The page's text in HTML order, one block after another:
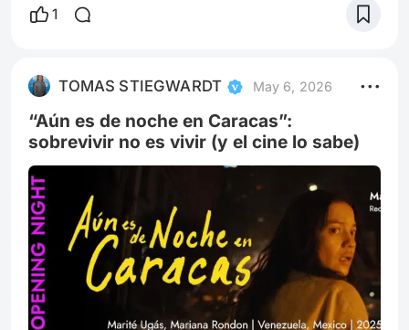
grito. Y algunas —muy pocas— trabajan algo
a esa tercera categoría. No porque ignore el
dolor. Sino porque se atreve a mirarlo sin
convertirlo en espectáculo. 1. Volver
1
TOMAS STIEGWARDT May 6, 2026
“Aún es de noche en Caracas”:
sobrevivir no es vivir (y el cine lo sabe)